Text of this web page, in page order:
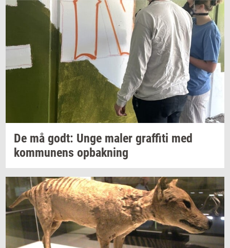
De må godt: Unge maler graf­fi­ti med
kom­mu­nens op­bak­ning